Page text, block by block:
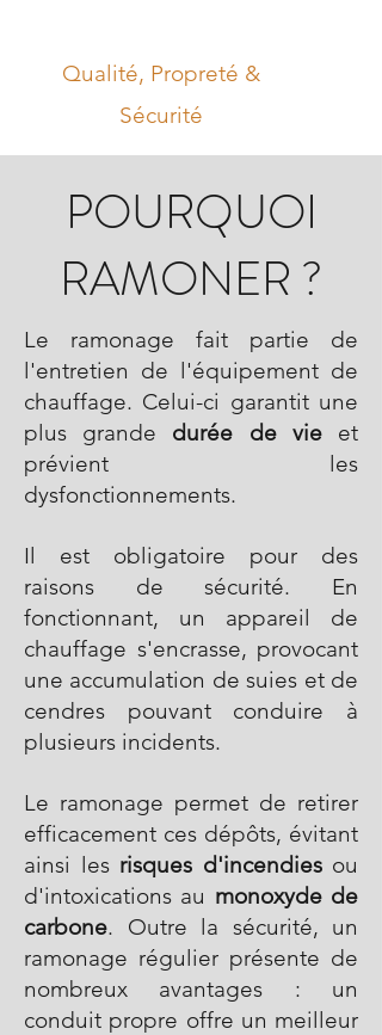
Qualité, Propreté &
Sécurité
POURQUOI
RAMONER ?
Le ramonage fait partie de
l'entretien de l'équipement de
chauffage. Celui-ci garantit une
plus grande durée de vieet
prévient les
dysfonctionnements.
Il est obligatoire pour des
raisons de sécurité. En
fonctionnant, un appareil de
chauffage s'encrasse, provocant
une accumulation de suies et de
cendres pouvant conduire à
plusieurs incidents.
Le ramonage permet de retirer
efficacement ces dépôts, évitant
ainsi les risques d'incendiesou
d'intoxications au monoxyde de
carbone. Outre la sécurité, un
ramonage régulier présente de
nombreux avantages : un
conduit propre offre un meilleur